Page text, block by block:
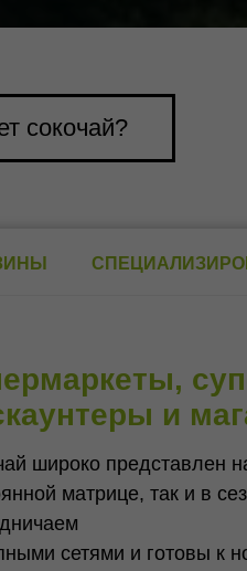
сокочай?
и
широко представлен
матрице, так и в
сетями и готовы к